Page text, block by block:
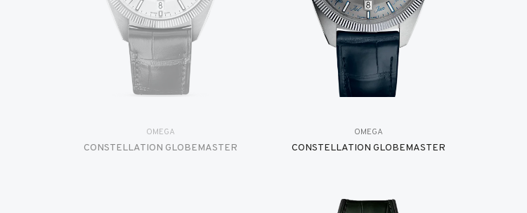
OMEGA
CONSTELLATION GLOBEMASTER
OMEGA
CONSTELLATION GLOBEMASTER